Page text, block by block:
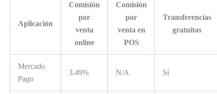
Aplicación
Comisión
por
venta
online
Comisión
por
venta en
POS
Transferencias
gratuitas
Mercado
Pago
3.49% N/A Sí